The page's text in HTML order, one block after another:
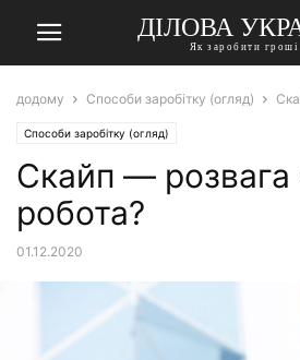
ДІЛОВА
Як заробити гроші
додому Способи заробітку (огляд)
Способи заробітку (огляд)
Скайп — розвага
робота?
01.12.2020